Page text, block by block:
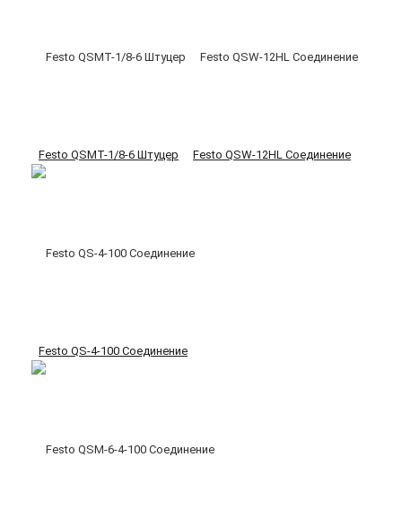
Festo QSMT-1/8-6 Штуцер Festo QSW-12HL Соединение
Festo QS-4-100 Соединение